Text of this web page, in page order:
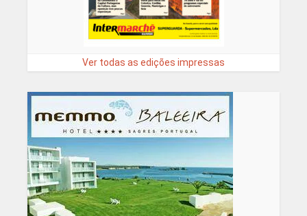
Ver todas as edições impressas